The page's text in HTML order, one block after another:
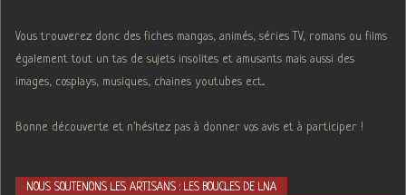
Vous trouverez donc des fiches mangas, animés, séries TV, romans ou films
également tout un tas de sujets insolites et amusants mais aussi des
images, cosplays, musiques, chaines youtubes ect...
Bonne découverte et n'hésitez pas à donner vos avis et à participer !
NOUS SOUTENONS LES ARTISANS : LES BOUCLES DE LNA